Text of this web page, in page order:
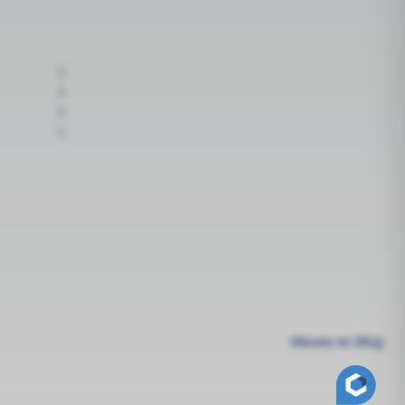
Nieuws en Blog